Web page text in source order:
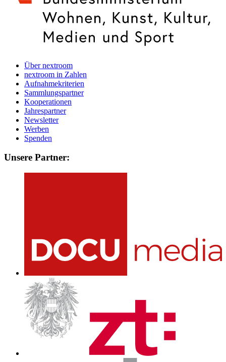
Über nextroom
nextroom in Zahlen
Aufnahmekriterien
Sammlungspartner
Kooperationen
Jahrespartner
Newsletter
Werben
Spenden
Unsere Partner: